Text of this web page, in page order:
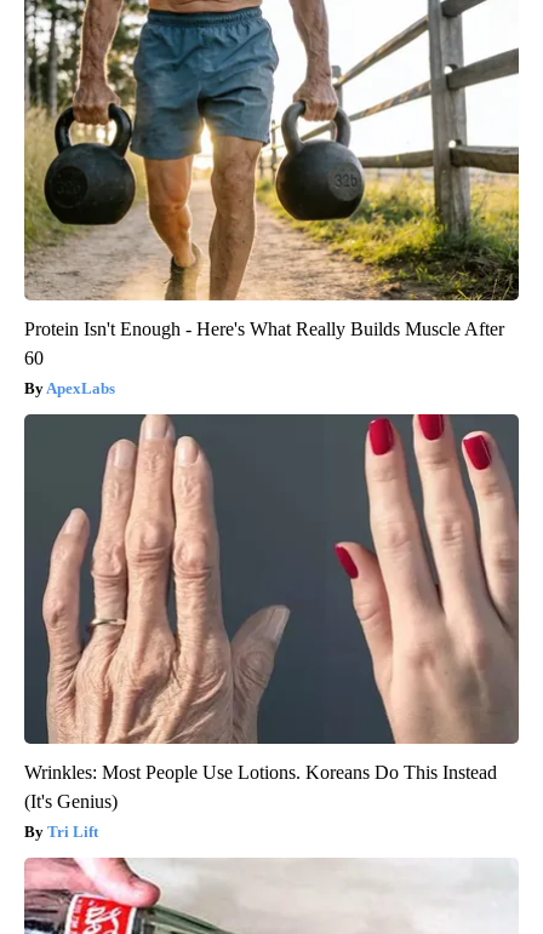
Protein Isn't Enough - Here's What Really Builds Muscle After
60
ApexLabs
Wrinkles: Most People Use Lotions. Koreans Do This Instead
(It's Genius)
Tri Lift